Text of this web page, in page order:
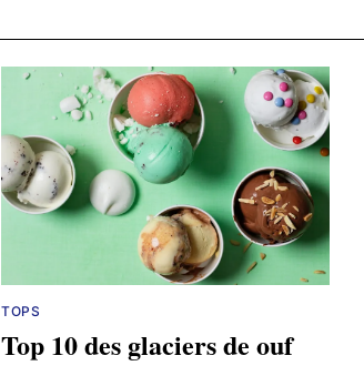
TOPS
Top 10 des glaciers de ouf